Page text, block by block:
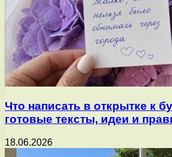
Что написать в открытке к
готовые тексты, идеи и
18.06.2026